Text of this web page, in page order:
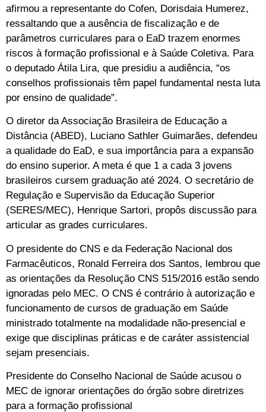
afirmou a representante do Cofen, Dorisdaia Humerez,
ressaltando que a ausência de fiscalização e de
parâmetros curriculares para o EaD trazem enormes
riscos à formação profissional e à Saúde Coletiva. Para
o deputado Átila Lira, que presidiu a audiência, “os
conselhos profissionais têm papel fundamental nesta luta
por ensino de qualidade”.
O diretor da Associação Brasileira de Educação a
Distância (ABED), Luciano Sathler Guimarães, defendeu
a qualidade do EaD, e sua importância para a expansão
do ensino superior. A meta é que 1 a cada 3 jovens
brasileiros cursem graduação até 2024. O secretário de
Regulação e Supervisão da Educação Superior
(SERES/MEC), Henrique Sartori, propôs discussão para
articular as grades curriculares.
O presidente do CNS e da Federação Nacional dos
Farmacêuticos, Ronald Ferreira dos Santos, lembrou que
as orientações da Resolução CNS 515/2016 estão sendo
ignoradas pelo MEC. O CNS é contrário à autorização e
funcionamento de cursos de graduação em Saúde
ministrado totalmente na modalidade não-presencial e
exige que disciplinas práticas e de caráter assistencial
sejam presenciais.
Presidente do Conselho Nacional de Saúde acusou o
MEC de ignorar orientações do órgão sobre diretrizes
para a formação profissional